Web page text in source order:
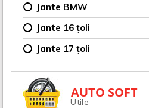
Jante BMW
Jante 16 țoli
Jante 17 țoli
AUTO SOFT
Utile